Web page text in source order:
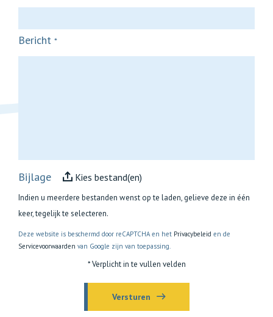
Bericht *
Bijlage Kies bestand(en)
Indien u meerdere bestanden wenst op te laden, gelieve deze in één
keer, tegelijk te selecteren.
Deze website is beschermd door reCAPTCHA en het Privacybeleid en de
Servicevoorwaarden van Google zijn van toepassing.
* Verplicht in te vullen velden
Versturen